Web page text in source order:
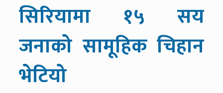
सिरियामा १५ सय
जनाको सामूहिक चिहान
भेटियो